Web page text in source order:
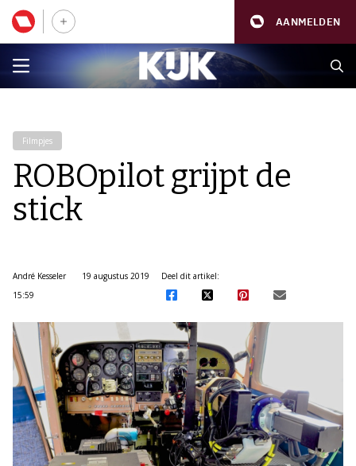
AANMELDEN
Filmpjes
ROBOpilot grijpt de
stick
André Kesseler
19 augustus 2019
15:59
Deel dit artikel: